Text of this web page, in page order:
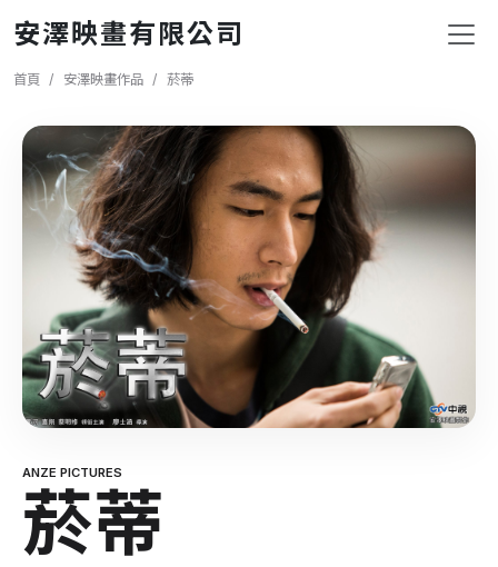
安澤映畫有限公司
導航連結
首頁 安澤映畫作品 菸蒂
ANZE PICTURES
菸蒂